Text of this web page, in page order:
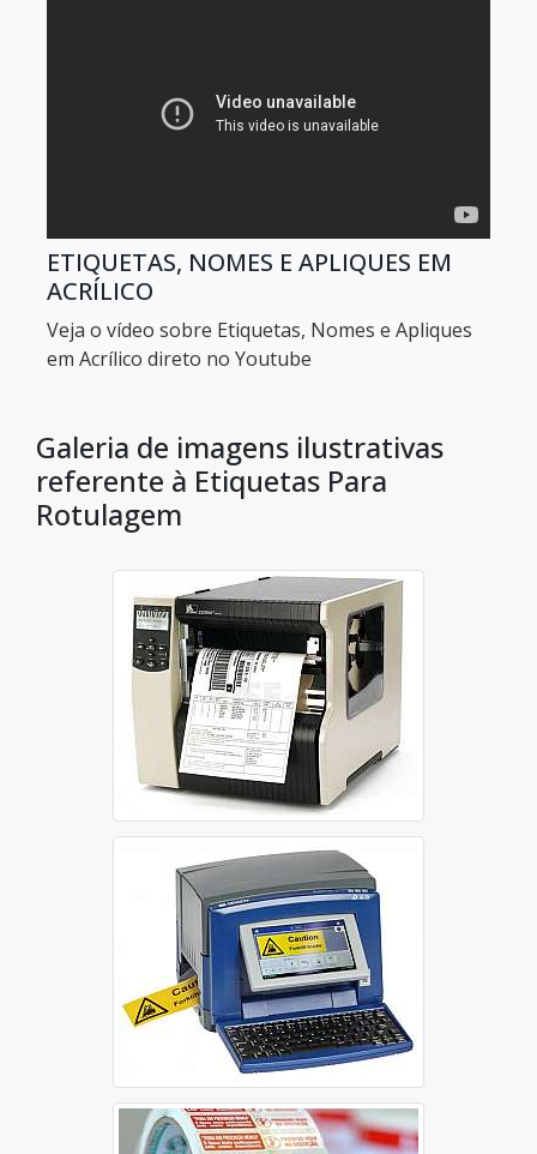
ETIQUETAS, NOMES E APLIQUES EM
ACRÍLICO
Veja o vídeo sobre Etiquetas, Nomes e Apliques
em Acrílico direto no Youtube
Galeria de imagens ilustrativas
referente à Etiquetas Para
Rotulagem